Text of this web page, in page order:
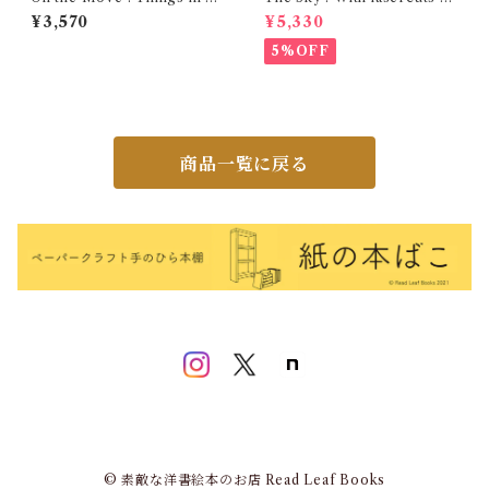
otion on Earth and Beyond
¥3,570
d flaps throughout
¥5,330
5%OFF
商品一覧に戻る
© 素敵な洋書絵本のお店 Read Leaf Books